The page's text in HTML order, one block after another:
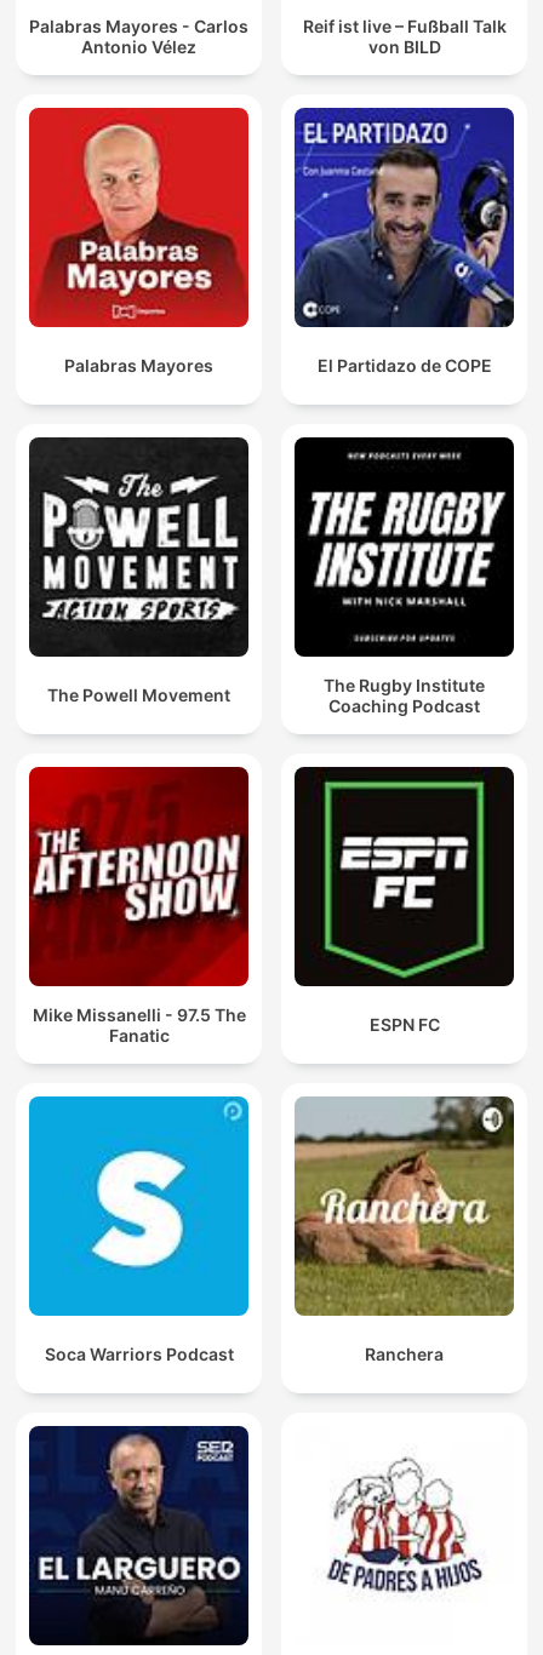
Palabras Mayores - Carlos
Antonio Vélez
Reif ist live – Fußball Talk
von BILD
Palabras Mayores El Partidazo de COPE
The Powell Movement
The Rugby Institute
Coaching Podcast
Mike Missanelli - 97.5 The
Fanatic
ESPN FC
Soca Warriors Podcast Ranchera